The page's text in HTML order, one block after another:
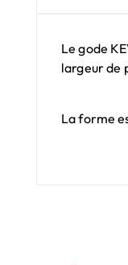
Le gode
largeur de
La forme